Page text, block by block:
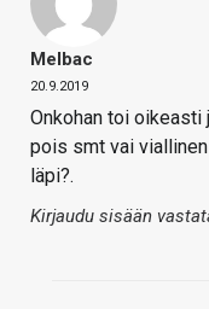
Melbac
20.9.2019
Onkohan toi
pois smt vai
läpi?.
Kirjaudu sisään